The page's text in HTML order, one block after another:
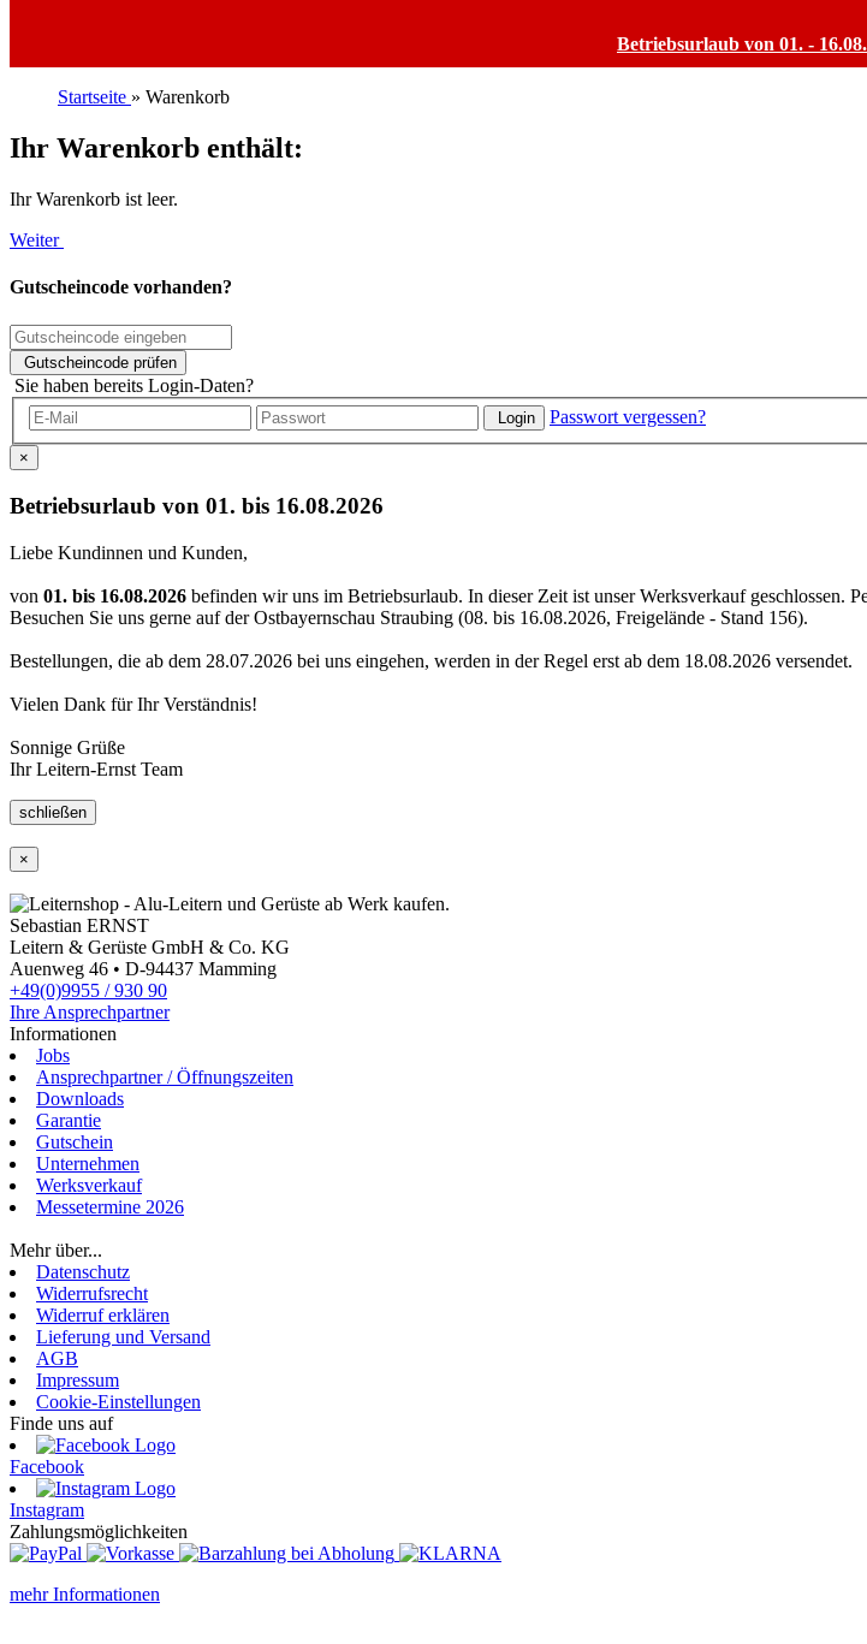
Betriebsurlaub von 01. -
Startseite » Warenkorb
Ihr Warenkorb enthält:
Ihr Warenkorb ist leer.
Weiter
Gutscheincode vorhanden?
Gutscheincode prüfen
Sie haben bereits Login-Daten?
Login Passwort vergessen?
×
Betriebsurlaub von 01. bis 16.08.2026
Liebe Kundinnen und Kunden,
von 01. bis 16.08.2026 befinden wir uns im Betriebsurlaub. In dieser Zeit ist unser Werksverkauf geschlossen.
Besuchen Sie uns gerne auf der Ostbayernschau Straubing (08. bis 16.08.2026, Freigelände - Stand 156).
Bestellungen, die ab dem 28.07.2026 bei uns eingehen, werden in der Regel erst ab dem 18.08.2026 versendet.
Vielen Dank für Ihr Verständnis!
Sonnige Grüße
Ihr Leitern-Ernst Team
schließen
×
Sebastian ERNST
Leitern & Gerüste GmbH & Co. KG
Auenweg 46 • D-94437 Mamming
+49(0)9955 / 930 90
Ihre Ansprechpartner
Informationen
Jobs
Ansprechpartner / Öffnungszeiten
Downloads
Garantie
Gutschein
Unternehmen
Werksverkauf
Messetermine 2026
Mehr über...
Datenschutz
Widerrufsrecht
Widerruf erklären
Lieferung und Versand
AGB
Impressum
Cookie-Einstellungen
Finde uns auf
Facebook
Instagram
Zahlungsmöglichkeiten
mehr Informationen